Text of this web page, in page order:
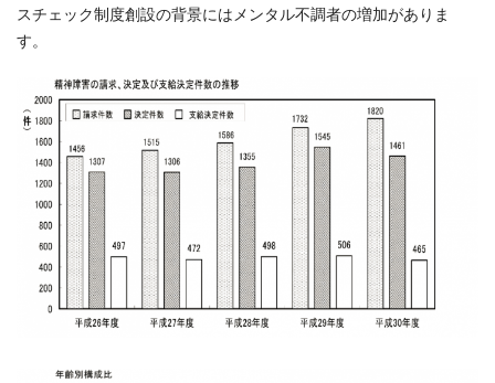
スチェック制度創設の背景にはメンタル不調者の増加がありま
す。